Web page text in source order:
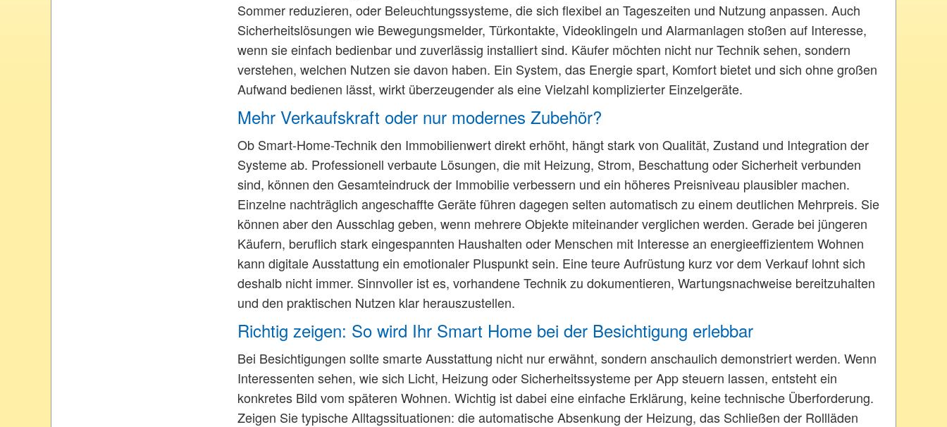
Sommer reduzieren, oder Beleuchtungssysteme, die sich flexibel an Tageszeiten und Nutzung anpassen. Auch
Sicherheitslösungen wie Bewegungsmelder, Türkontakte, Videoklingeln und Alarmanlagen stoßen auf Interesse,
wenn sie einfach bedienbar und zuverlässig installiert sind. Käufer möchten nicht nur Technik sehen, sondern
verstehen, welchen Nutzen sie davon haben. Ein System, das Energie spart, Komfort bietet und sich ohne großen
Aufwand bedienen lässt, wirkt überzeugender als eine Vielzahl komplizierter Einzelgeräte.
Mehr Verkaufskraft oder nur modernes Zubehör?
Ob Smart-Home-Technik den Immobilienwert direkt erhöht, hängt stark von Qualität, Zustand und Integration der
Systeme ab. Professionell verbaute Lösungen, die mit Heizung, Strom, Beschattung oder Sicherheit verbunden
sind, können den Gesamteindruck der Immobilie verbessern und ein höheres Preisniveau plausibler machen.
Einzelne nachträglich angeschaffte Geräte führen dagegen selten automatisch zu einem deutlichen Mehrpreis. Sie
können aber den Ausschlag geben, wenn mehrere Objekte miteinander verglichen werden. Gerade bei jüngeren
Käufern, beruflich stark eingespannten Haushalten oder Menschen mit Interesse an energieeffizientem Wohnen
kann digitale Ausstattung ein emotionaler Pluspunkt sein. Eine teure Aufrüstung kurz vor dem Verkauf lohnt sich
deshalb nicht immer. Sinnvoller ist es, vorhandene Technik zu dokumentieren, Wartungsnachweise bereitzuhalten
und den praktischen Nutzen klar herauszustellen.
Richtig zeigen: So wird Ihr Smart Home bei der Besichtigung erlebbar
Bei Besichtigungen sollte smarte Ausstattung nicht nur erwähnt, sondern anschaulich demonstriert werden. Wenn
Interessenten sehen, wie sich Licht, Heizung oder Sicherheitssysteme per App steuern lassen, entsteht ein
konkretes Bild vom späteren Wohnen. Wichtig ist dabei eine einfache Erklärung, keine technische Überforderung.
Zeigen Sie typische Alltagssituationen: die automatische Absenkung der Heizung, das Schließen der Rollläden